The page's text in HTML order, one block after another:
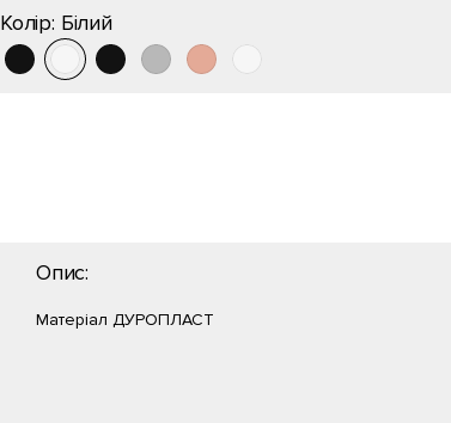
Колір: Білий
Опис:
Матеріал ДУРОПЛАСТ